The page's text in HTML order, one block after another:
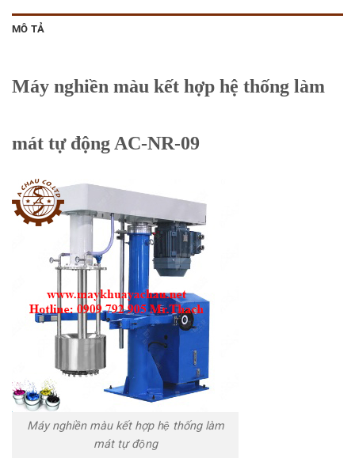
MÔ TẢ
Máy nghiền màu kết hợp hệ thống làm
mát tự động AC-NR-09
Máy nghiền màu kết hợp hệ thống làm
mát tự động